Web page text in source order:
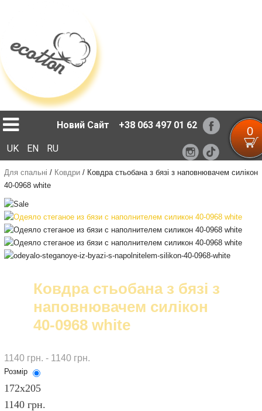
Новий Сайт +38 063 497 01 62 0
UK EN RU
Для спальні / Ковдри/ Ковдра стьобана з бязі з наповнювачем силікон
40-0968 white
Ковдра стьобана з бязі з
наповнювачем силікон
40-0968 white
1140 грн. - 1140 грн.
Розмір
172х205
1140 грн.